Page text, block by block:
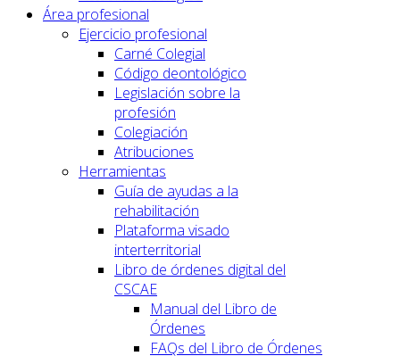
Área profesional
Ejercicio profesional
Carné Colegial
Código deontológico
Legislación sobre la
profesión
Colegiación
Atribuciones
Herramientas
Guía de ayudas a la
rehabilitación
Plataforma visado
interterritorial
Libro de órdenes digital del
CSCAE
Manual del Libro de
Órdenes
FAQs del Libro de Órdenes